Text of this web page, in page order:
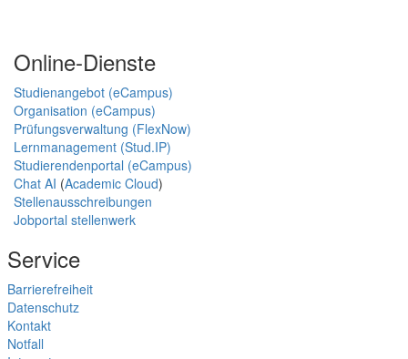
Online-Dienste
Studienangebot (eCampus)
Organisation (eCampus)
Prüfungsverwaltung (FlexNow)
Lernmanagement (Stud.IP)
Studierendenportal (eCampus)
Chat AI (Academic Cloud)
Stellenausschreibungen
Jobportal stellenwerk
Service
Barrierefreiheit
Datenschutz
Kontakt
Notfall